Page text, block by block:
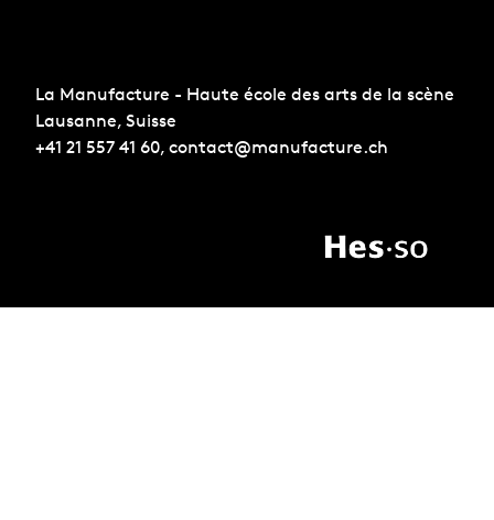
La Manufacture - Haute école des arts de la scène
Lausanne, Suisse
+41 21 557 41 60, contact@manufacture.ch